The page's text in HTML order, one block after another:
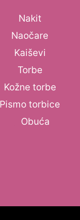
Nakit
Naočare
Kaiševi
Torbe
Kožne torbe
Pismo torbice
Obuća